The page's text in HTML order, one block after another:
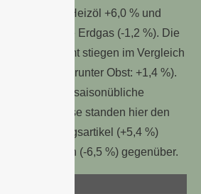
%, davon Heizöl +6,0 % und
wurde Erdgas (-1,2 %). Die
insgesamt stiegen im Vergleich
an (+0,4 %, darunter Obst: +1,4 %).
2023 saisonübliche
Beispielsweise standen hier den
für Bekleidungsartikel (+5,4 %)
(-6,5 %) gegenüber.